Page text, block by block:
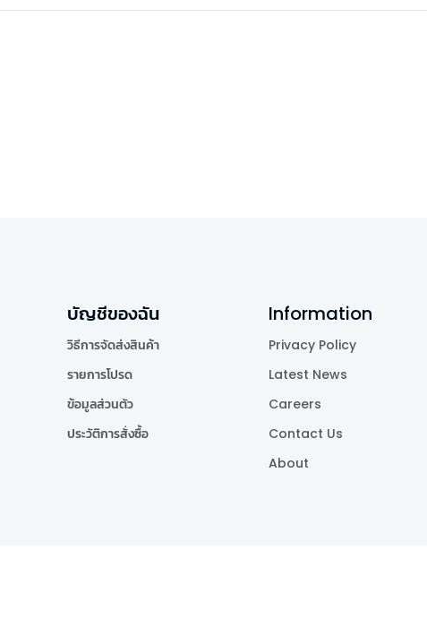
บัญชีของฉัน
วิธีการจัดส่งสินค้า
รายการโปรด
ข้อมูลส่วนตัว
ประวัติการสั่งซื้อ
Information
Privacy Policy
Latest News
Careers
Contact Us
About